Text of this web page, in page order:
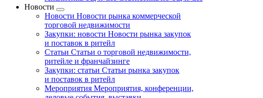
Новости
Новости Новости рынка коммерческой
торговой недвижимости
Закупки: новости Новости рынка закупок
и поставок в ритейл
Статьи Статьи о торговой недвижимости,
ритейле и франчайзинге
Закупки: статьи Статьи рынка закупок
и поставок в ритейл
Мероприятия Мероприятия, конференции,